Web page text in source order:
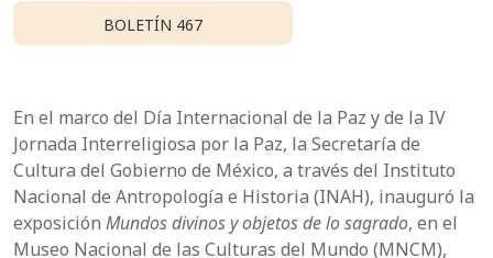
BOLETÍN 467
En el marco del Día Internacional de la Paz y de la IV
Jornada Interreligiosa por la Paz, la Secretaría de
Cultura del Gobierno de México, a través del Instituto
Nacional de Antropología e Historia (INAH), inauguró la
exposición Mundos divinos y objetos de lo sagrado, en el
Museo Nacional de las Culturas del Mundo (MNCM),